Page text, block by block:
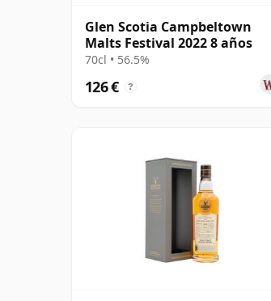
Glen Scotia Campbeltown
Malts Festival 2022 8 años
70cl • 56.5%
126 € ?